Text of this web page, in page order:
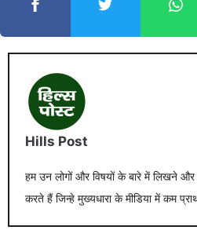
Hills Post
हम उन लोगों और विषयों के बारे में लिखने
करते हैं जिन्हे मुख्यधारा के मीडिया में कम